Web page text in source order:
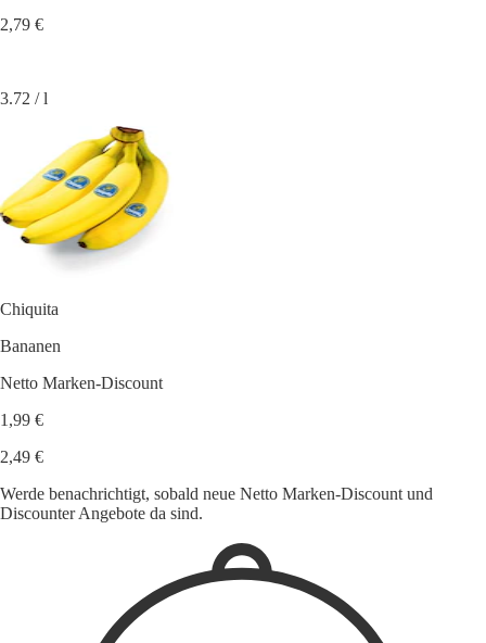
2,79 €
3.72 / l
Chiquita
Bananen
Netto Marken-Discount
1,99 €
2,49 €
Werde benachrichtigt, sobald neue Netto Marken-Discount und
Discounter Angebote da sind.